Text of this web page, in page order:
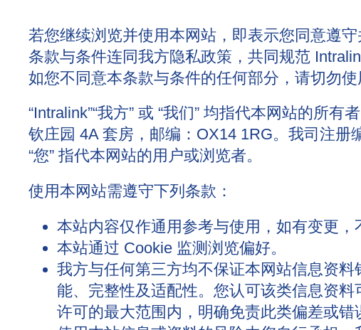
若您继续浏览并使用本网站，即表示您同意遵
条款与条件连同我方隐私政策，共同规范
如您不同意本条款与条件的任何部分，请切勿使
“Intralink”“我方” 或 “我们” 均指代本网站的所
钦庄园 4A 套房，邮编：OX14 1RG。我司注册
“您” 指代本网站的用户或浏览者。
使用本网站需遵守下列条款：
本站内容仅作通用参考与使用，如有变更，
本站通过 Cookie 监测浏览偏好。
我方与任何第三方均不保证本网站信息资
能、完整性及适配性。您认可该类信息资
许可的最大范围内，明确免责此类偏差或错